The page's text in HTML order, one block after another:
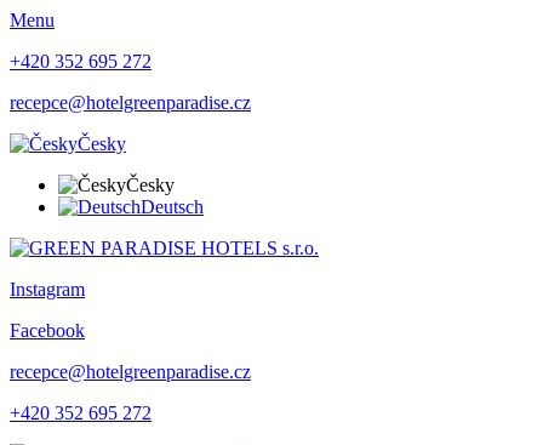
Menu
+420 352 695 272
recepce@hotelgreenparadise.cz
Česky
Česky
Deutsch
Instagram
Facebook
recepce@hotelgreenparadise.cz
+420 352 695 272